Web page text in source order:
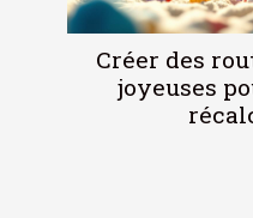
Créer des
joyeuses